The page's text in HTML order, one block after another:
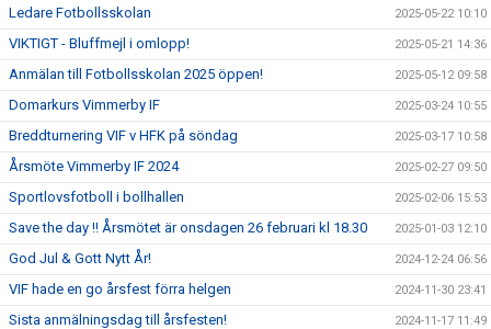
Ledare Fotbollsskolan 2025-05-22 10:10
VIKTIGT - Bluffmejl i omlopp! 2025-05-21 14:36
Anmälan till Fotbollsskolan 2025 öppen! 2025-05-12 09:58
Domarkurs Vimmerby IF 2025-03-24 10:55
Breddturnering VIF v HFK på söndag 2025-03-17 10:58
Årsmöte Vimmerby IF 2024 2025-02-27 09:50
Sportlovsfotboll i bollhallen 2025-02-06 15:53
Save the day !! Årsmötet är onsdagen 26 februari kl 18.30 2025-01-03 12:10
God Jul & Gott Nytt År! 2024-12-24 06:56
VIF hade en go årsfest förra helgen 2024-11-30 23:41
Sista anmälningsdag till årsfesten! 2024-11-17 11:49